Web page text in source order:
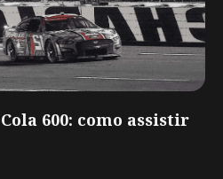
Cola 600: como assistir